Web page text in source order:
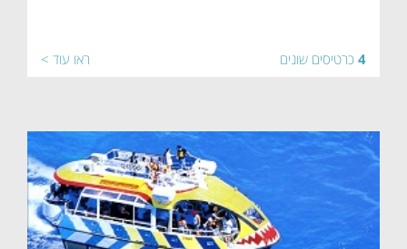
4 כרטיסים שונים ראו עוד >